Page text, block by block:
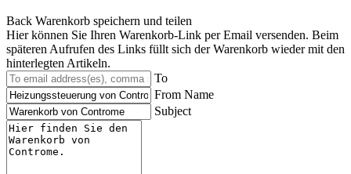
Back Warenkorb speichern und teilen
Hier können Sie Ihren Warenkorb-Link per Email versenden. Beim
späteren Aufrufen des Links füllt sich der Warenkorb wieder mit den
hinterlegten Artikeln.
To
From Name
Subject